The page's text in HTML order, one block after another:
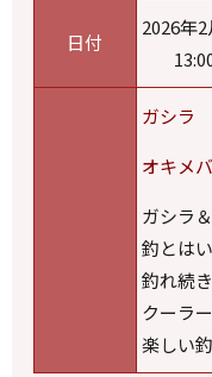
日付
2026年
ガシラ
オキメ
ガシラ
釣とは
釣れ続
クーラ
楽しい